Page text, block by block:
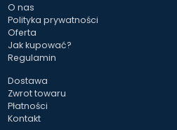
O nas
Polityka prywatności
Oferta
Jak kupować?
Regulamin
Dostawa
Zwrot towaru
Płatności
Kontakt